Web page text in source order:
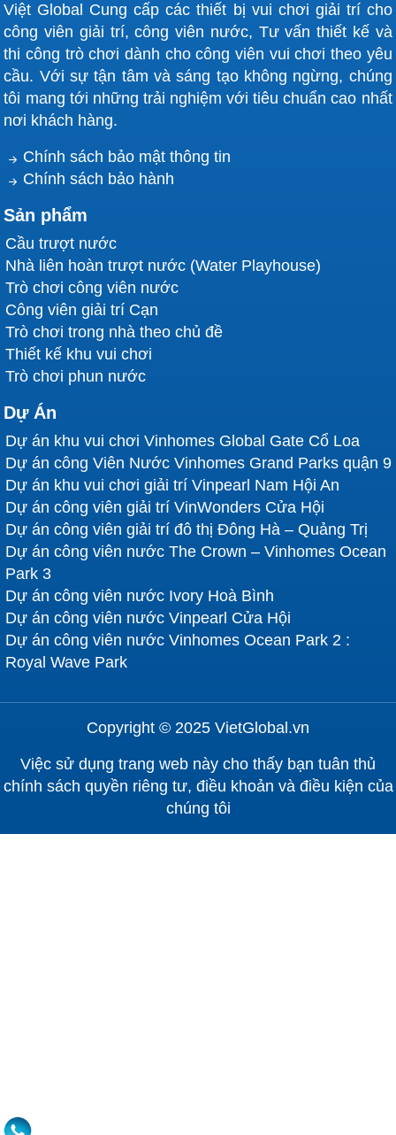
Việt Global Cung cấp các thiết bị vui chơi giải trí cho
công viên giải trí, công viên nước, Tư vấn thiết kế và
thi công trò chơi dành cho công viên vui chơi theo yêu
cầu. Với sự tận tâm và sáng tạo không ngừng, chúng
tôi mang tới những trải nghiệm với tiêu chuẩn cao nhất
nơi khách hàng.
Chính sách bảo mật thông tin
Chính sách bảo hành
Sản phẩm
Cầu trượt nước
Nhà liên hoàn trượt nước (Water Playhouse)
Trò chơi công viên nước
Công viên giải trí Cạn
Trò chơi trong nhà theo chủ đề
Thiết kế khu vui chơi
Trò chơi phun nước
Dự Án
Dự án khu vui chơi Vinhomes Global Gate Cổ Loa
Dự án công Viên Nước Vinhomes Grand Parks quận 9
Dự án khu vui chơi giải trí Vinpearl Nam Hội An
Dự án công viên giải trí VinWonders Cửa Hội
Dự án công viên giải trí đô thị Đông Hà – Quảng Trị
Dự án công viên nước The Crown – Vinhomes Ocean
Park 3
Dự án công viên nước Ivory Hoà Bình
Dự án công viên nước Vinpearl Cửa Hội
Dự án công viên nước Vinhomes Ocean Park 2 :
Royal Wave Park
Copyright © 2025 VietGlobal.vn
Việc sử dụng trang web này cho thấy bạn tuân thủ
chính sách quyền riêng tư, điều khoản và điều kiện của
chúng tôi